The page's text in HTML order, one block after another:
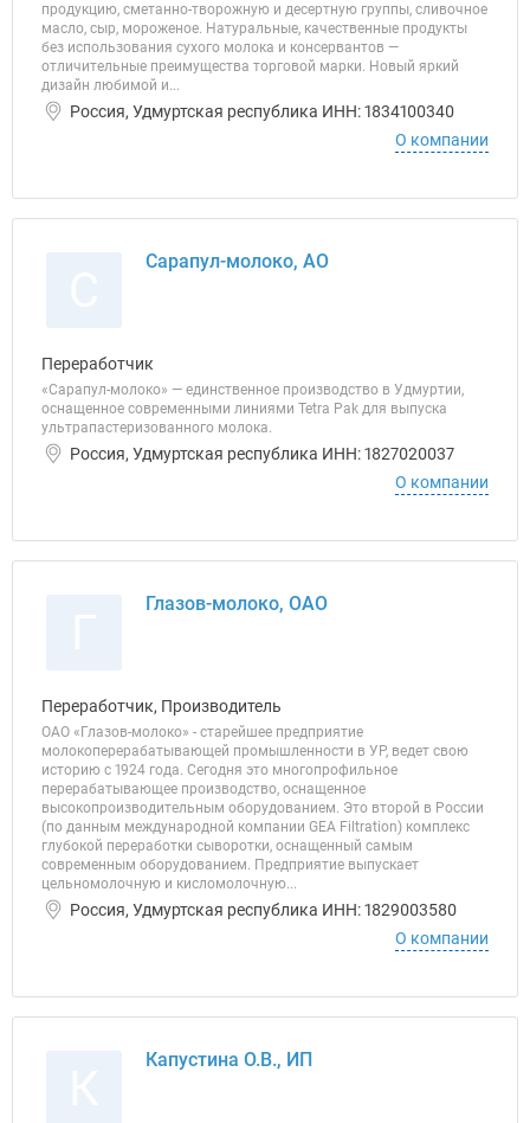
продукцию, сметанно-творожную и десертную группы, сливочное
масло, сыр, мороженое. Натуральные, качественные продукты
без использования сухого молока и консервантов —
отличительные преимущества торговой марки. Новый яркий
дизайн любимой и...
Россия, Удмуртская республика ИНН: 1834100340
О компании
Сарапул-молоко, АО
Переработчик
«Сарапул-молоко» — единственное производство в Удмуртии,
оснащенное современными линиями Tetra Pak для выпуска
ультрапастеризованного молока.
Россия, Удмуртская республика ИНН: 1827020037
О компании
Глазов-молоко, ОАО
Переработчик, Производитель
ОАО «Глазов-молоко» - старейшее предприятие
молокоперерабатывающей промышленности в УР, ведет свою
историю с 1924 года. Сегодня это многопрофильное
перерабатывающее производство, оснащенное
высокопроизводительным оборудованием. Это второй в России
(по данным международной компании GEA Filtration) комплекс
глубокой переработки сыворотки, оснащенный самым
современным оборудованием. Предприятие выпускает
цельномолочную и кисломолочную...
Россия, Удмуртская республика ИНН: 1829003580
О компании
Капустина О.В., ИП